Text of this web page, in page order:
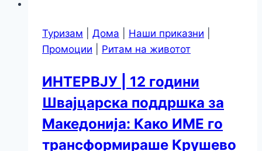
Туризам Дома Наши приказни
Промоции
Ритам на животот
ИНТЕРВЈУ | 12 години
Швајцарска поддршка за
Македонија: Како ИМЕ го
трансформираше Крушево